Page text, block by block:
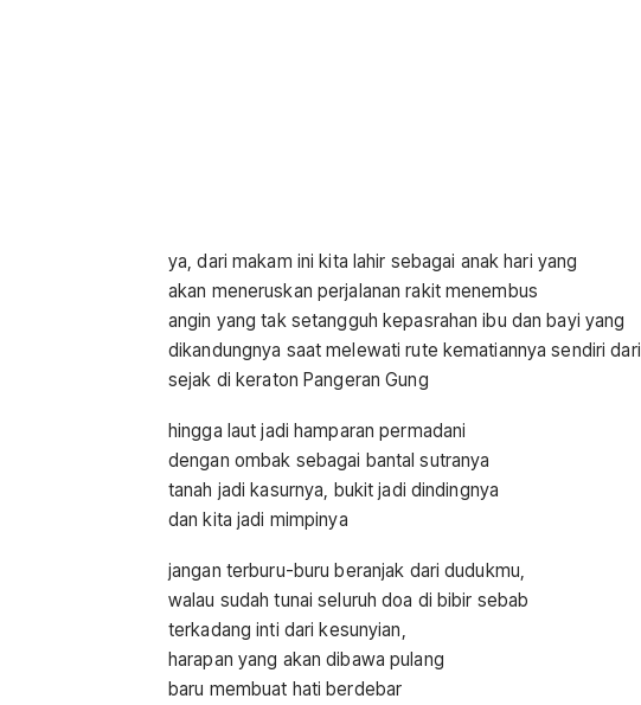
ya, dari makam ini kita lahir sebagai anak hari yang
akan meneruskan perjalanan rakit menembus
angin yang tak setangguh kepasrahan ibu dan bayi yang
dikandungnya saat melewati rute kematiannya sendiri dari
sejak di keraton Pangeran Gung
hingga laut jadi hamparan permadani
dengan ombak sebagai bantal sutranya
tanah jadi kasurnya, bukit jadi dindingnya
dan kita jadi mimpinya
jangan terburu-buru beranjak dari dudukmu,
walau sudah tunai seluruh doa di bibir sebab
terkadang inti dari kesunyian,
harapan yang akan dibawa pulang
baru membuat hati berdebar